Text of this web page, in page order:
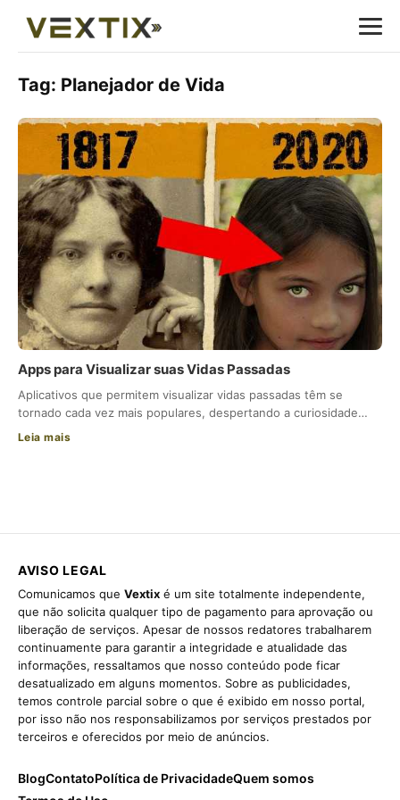
Tag: Planejador de Vida
Apps para Visualizar suas Vidas Passadas
Aplicativos que permitem visualizar vidas passadas têm se
tornado cada vez mais populares, despertando a curiosidade…
Leia mais
AVISO LEGAL
Comunicamos que Vextix é um site totalmente independente,
que não solicita qualquer tipo de pagamento para aprovação ou
liberação de serviços. Apesar de nossos redatores trabalharem
continuamente para garantir a integridade e atualidade das
informações, ressaltamos que nosso conteúdo pode ficar
desatualizado em alguns momentos. Sobre as publicidades,
temos controle parcial sobre o que é exibido em nosso portal,
por isso não nos responsabilizamos por serviços prestados por
terceiros e oferecidos por meio de anúncios.
BlogContatoPolítica de PrivacidadeQuem somos